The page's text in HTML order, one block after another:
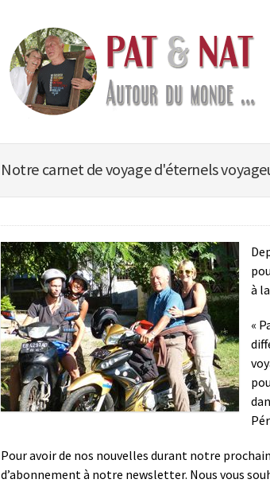
Notre carnet de voyage d'éternels
à
«
Pour avoir de nos nouvelles durant notre
d’abonnement à notre newsletter. Nous vous